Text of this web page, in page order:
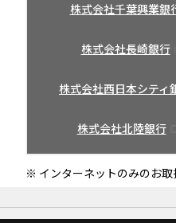
株式会社千葉興業銀
株式会社長崎銀行
株式会社西日本シティ
株式会社北陸銀行
※ インターネットのみのお取